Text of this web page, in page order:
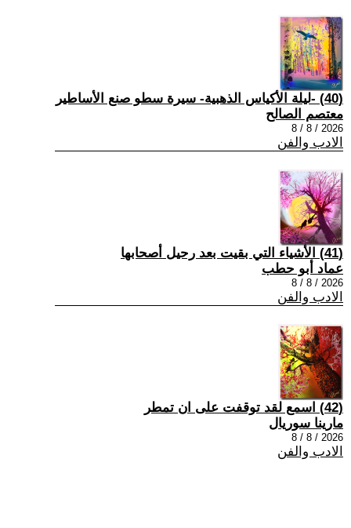
(40) -ليلة الأكياس الذهبية- سيرة سطو صنع الأساطير
معتصم الصالح
2026 / 8 / 8
الادب والفن
(41) الأشياء التي بقيت بعد رحيل أصحابها
عماد أبو حطب
2026 / 8 / 8
الادب والفن
(42) اسمع لقد توقفت على ان تمطر
مارينا سوريال
2026 / 8 / 8
الادب والفن